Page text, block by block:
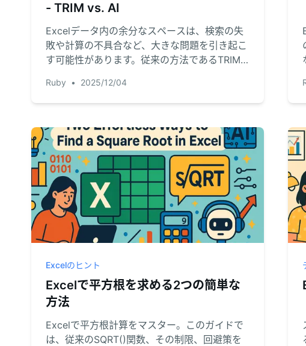
- TRIM vs. AI
Excelデータ内の余分なスペースは、検索の失
敗や計算の不具合など、大きな問題を引き起こ
す可能性があります。従来の方法であるTRIM()
学びましょう。その後、シンプルな英語のコマ
ンドでAIを活用した、よりスマートで高速なデ
Ruby • 2025/12/04
Excelのヒント
Excelで平方根を求める2つの簡単な
方法
Excelで平方根計算をマスター。このガイドで
は、従来のSQRT()関数、その制限、回避策を